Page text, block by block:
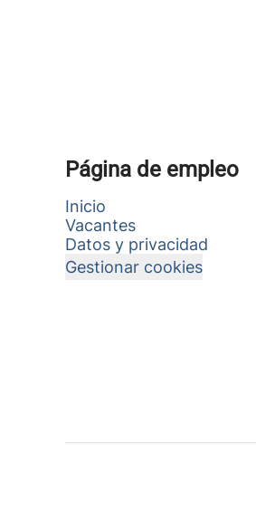
Página de empleo
Inicio
Vacantes
Datos y privacidad
Gestionar cookies